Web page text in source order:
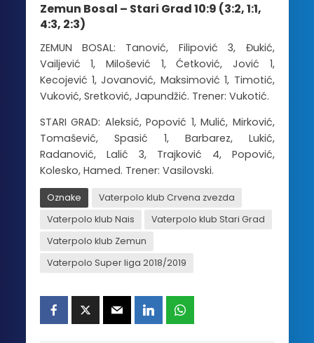
Zemun Bosal – Stari Grad 10:9 (3:2, 1:1,
4:3, 2:3)
ZEMUN BOSAL: Tanović, Filipović 3, Đukić,
Vailjević 1, Milošević 1, Ćetković, Jović 1,
Kecojević 1, Jovanović, Maksimović 1, Timotić,
Vuković, Sretković, Japundžić. Trener: Vukotić.
STARI GRAD: Aleksić, Popović 1, Mulić, Mirković,
Tomašević, Spasić 1, Barbarez, Lukić,
Radanović, Lalić 3, Trajković 4, Popović,
Kolesko, Hamed. Trener: Vasilovski.
Oznake
Vaterpolo klub Crvena zvezda
Vaterpolo klub Nais
Vaterpolo klub Stari Grad
Vaterpolo klub Zemun
Vaterpolo Super liga 2018/2019